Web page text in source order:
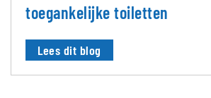
toegankelijke toiletten
Lees dit blog